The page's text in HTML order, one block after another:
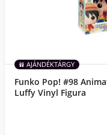
AJÁNDÉKTÁRGY
Funko Pop! #98
Luffy Vinyl Figura